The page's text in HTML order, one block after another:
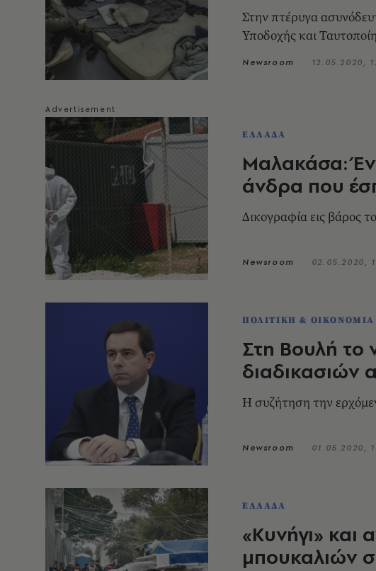
Στην πτέρυγα
Υποδοχής και
Newsroom 12.05.2020,
ΕΛΛΑΔΑ
Μαλακάσα:
άνδρα που
Δικογραφία εις βάρος
Newsroom 02.05.2020,
ΠΟΛΙΤΙΚΗ & ΟΙΚΟΝΟΜΙΑ
Στη Βουλή το
διαδικασιών
Η συζήτηση την
Newsroom 01.05.2020,
ΕΛΛΑΔΑ
«Κυνήγι»
μπουκαλιών